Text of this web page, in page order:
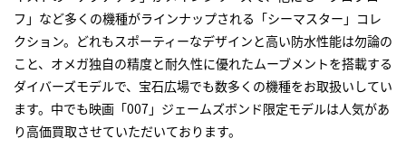
フ」など多くの機種がラインナップされる「シーマスター」コレ
クション。どれもスポーティーなデザインと高い防水性能は勿論の
こと、オメガ独自の精度と耐久性に優れたムーブメントを搭載する
ダイバーズモデルで、宝石広場でも数多くの機種をお取扱いしてい
ます。中でも映画「007」ジェームズボンド限定モデルは人気があ
り高価買取させていただいております。